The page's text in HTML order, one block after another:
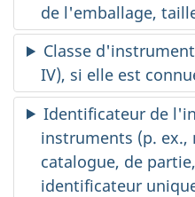
de l'emballage,
Classe
IV), si elle est
Identificateur de
instruments (p. ex.,
catalogue, de
identificateur